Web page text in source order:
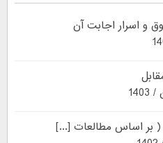
و اسرار اجابت آن
( بر اساس مطالعات [...]